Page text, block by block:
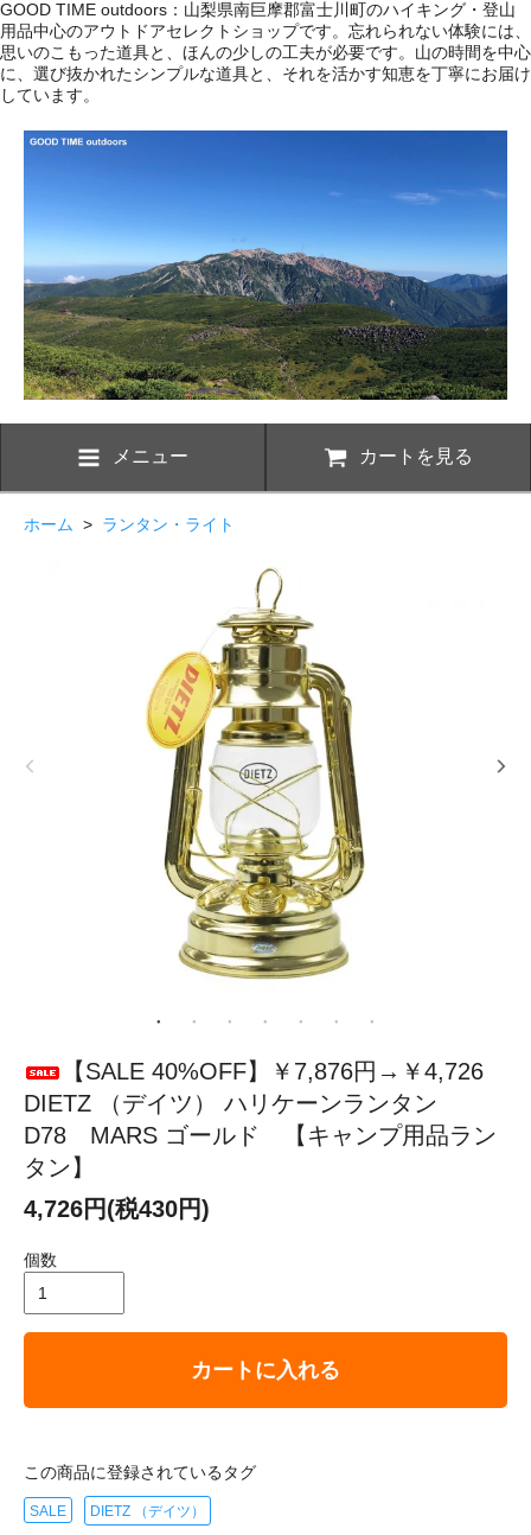
GOOD TIME outdoors：山梨県南巨摩郡富士川町のハイキング・登山
用品中心のアウトドアセレクトショップです。忘れられない体験には、
思いのこもった道具と、ほんの少しの工夫が必要です。山の時間を中心
に、選び抜かれたシンプルな道具と、それを活かす知恵を丁寧にお届け
しています。
メニュー カートを見る
ホーム > ランタン・ライト
【SALE 40%OFF】￥7,876円→￥4,726
DIETZ （デイツ） ハリケーンランタン
D78 MARS ゴールド 【キャンプ用品ラン
タン】
4,726円(税430円)
個数
カートに入れる
この商品に登録されているタグ
SALE DIETZ （デイツ）